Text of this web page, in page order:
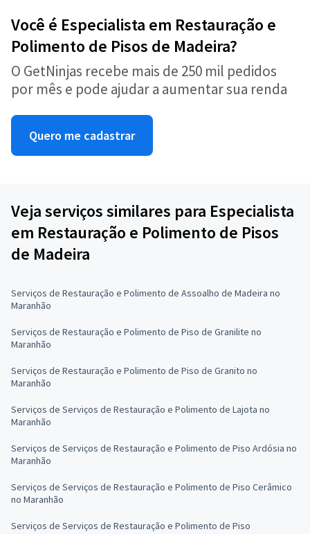
Você é Especialista em Restauração e
Polimento de Pisos de Madeira?
O GetNinjas recebe mais de 250 mil pedidos
por mês e pode ajudar a aumentar sua renda
Quero me cadastrar
Veja serviços similares para Especialista
em Restauração e Polimento de Pisos
de Madeira
Serviços de Restauração e Polimento de Assoalho de Madeira no
Maranhão
Serviços de Restauração e Polimento de Piso de Granilite no
Maranhão
Serviços de Restauração e Polimento de Piso de Granito no
Maranhão
Serviços de Serviços de Restauração e Polimento de Lajota no
Maranhão
Serviços de Serviços de Restauração e Polimento de Piso Ardósia no
Maranhão
Serviços de Serviços de Restauração e Polimento de Piso Cerâmico
no Maranhão
Serviços de Serviços de Restauração e Polimento de Piso